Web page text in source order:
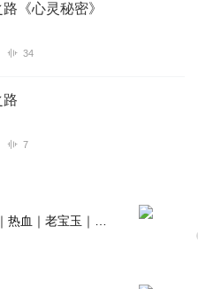
《心灵秘密》
34
路
7